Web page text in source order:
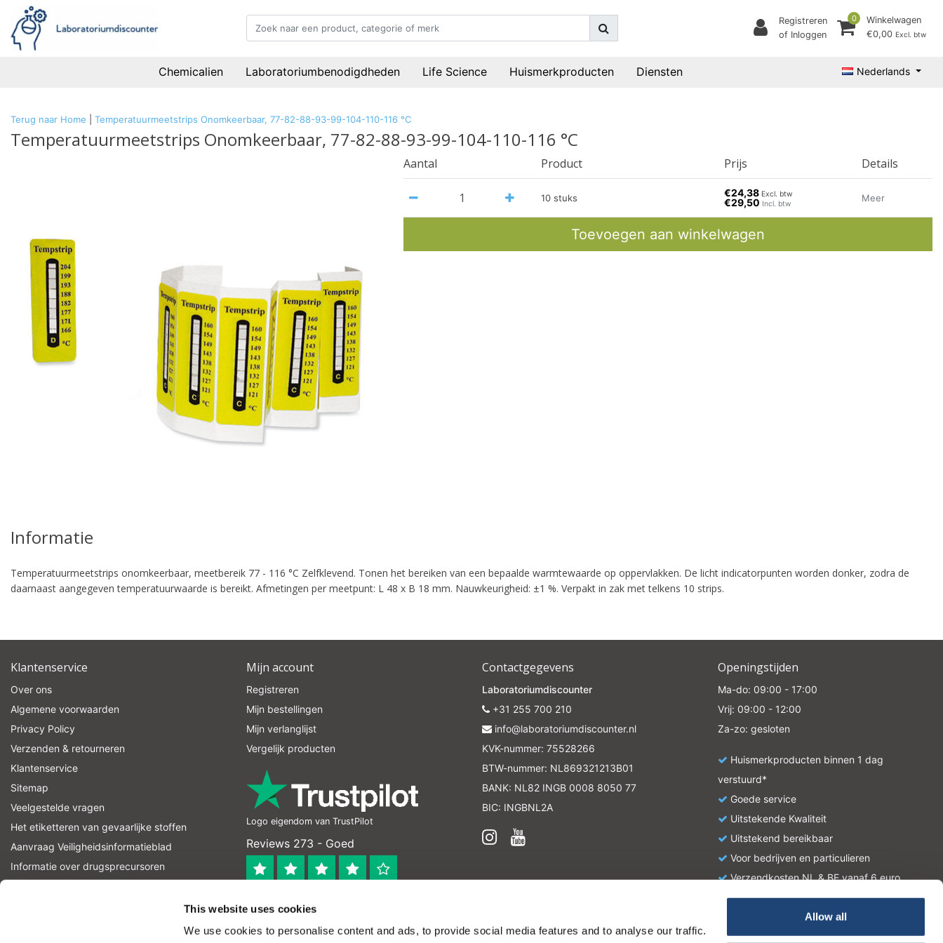
This website uses cookies
We use cookies to personalise content and ads, to provide social media features and to analyse our traffic.
Allow all
Registreren
of Inloggen
0
Winkelwagen
€0,00 Excl. btw
Chemicalien Laboratoriumbenodigdheden Life Science Huismerkproducten Diensten Nederlands
Terug naar Home Temperatuurmeetstrips Onomkeerbaar, 77-82-88-93-99-104-110-116 °C
Temperatuurmeetstrips Onomkeerbaar, 77-82-88-93-99-104-110-116 °C
Aantal Product Prijs Details
10 stuks €24,38 Excl. btw
€29,50 Incl. btw
Meer
Toevoegen aan winkelwagen
Informatie
Temperatuurmeetstrips onomkeerbaar, meetbereik 77 - 116 °C Zelfklevend. Tonen het bereiken van een bepaalde warmtewaarde op oppervlakken. De licht indicatorpunten worden donker, zodra de
daarnaast aangegeven temperatuurwaarde is bereikt. Afmetingen per meetpunt: L 48 x B 18 mm. Nauwkeurigheid: ±1 %. Verpakt in zak met telkens 10 strips.
Klantenservice
Over ons
Algemene voorwaarden
Privacy Policy
Verzenden & retourneren
Klantenservice
Sitemap
Veelgestelde vragen
Het etiketteren van gevaarlijke stoffen
Aanvraag Veiligheidsinformatieblad
Informatie over drugsprecursoren
Mijn account
Registreren
Mijn bestellingen
Mijn verlanglijst
Vergelijk producten
Logo eigendom van TrustPilot
Reviews 273 - Goed
Contactgegevens
Laboratoriumdiscounter
+31 255 700 210
info@laboratoriumdiscounter.nl
KVK-nummer: 75528266
BTW-nummer: NL869321213B01
BANK: NL82 INGB 0008 8050 77
BIC: INGBNL2A
Openingstijden
Ma-do: 09:00 - 17:00
Vrij: 09:00 - 12:00
Za-zo: gesloten
Huismerkproducten binnen 1 dag
verstuurd*
Goede service
Uitstekende Kwaliteit
Uitstekend bereikbaar
Voor bedrijven en particulieren
Verzendkosten NL & BE vanaf 6 euro